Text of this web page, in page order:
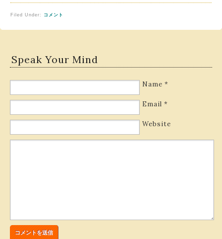
Filed Under: コメント
Speak Your Mind
Name *
Email *
Website